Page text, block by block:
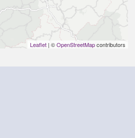
Leaflet | ©OpenStreetMapcontributors